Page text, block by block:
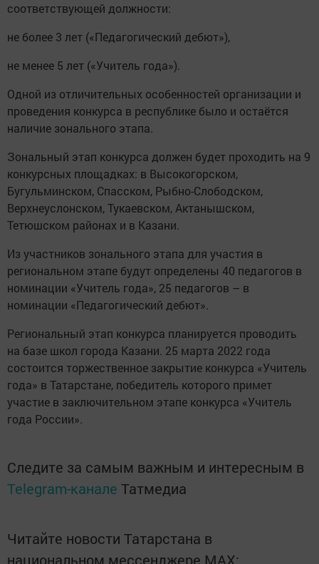
соответствующей должности:
не более 3 лет («Педагогический дебют»),
не менее 5 лет («Учитель года»).
Одной из отличительных особенностей организации и
проведения конкурса в республике было и остаётся
наличие зонального этапа.
Зональный этап конкурса должен будет проходить на 9
конкурсных площадках: в Высокогорском,
Бугульминском, Спасском, Рыбно-Слободском,
Верхнеуслонском, Тукаевском, Актанышском,
Тетюшском районах и в Казани.
Из участников зонального этапа для участия в
региональном этапе будут определены 40 педагогов в
номинации «Учитель года», 25 педагогов – в
номинации «Педагогический дебют».
Региональный этап конкурса планируется проводить
на базе школ города Казани. 25 марта 2022 года
состоится торжественное закрытие конкурса «Учитель
года» в Татарстане, победитель которого примет
участие в заключительном этапе конкурса «Учитель
года России».
Следите за самым важным и интересным в
Telegram-канале Татмедиа
Читайте новости Татарстана в
национальном мессенджере MАХ: